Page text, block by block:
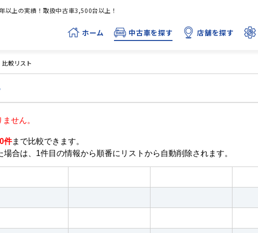
以上の実績！取扱中古車3,500台以上！
ホーム 中古車を探す 店舗を探す
比較リスト
せん。
件まで比較できます。
場合は、1件目の情報から順番にリストから自動削除されます。